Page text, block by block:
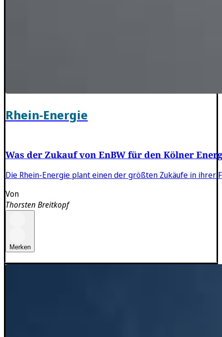
Rhein-Energie
Was der Zukauf von EnBW für den Kölner
Die Rhein-Energie plant einen der größten Zukäufe in ihrer
Von
Thorsten Breitkopf
Merken